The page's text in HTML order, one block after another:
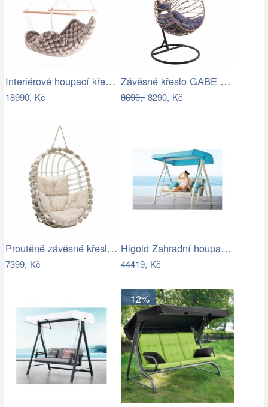
Interiérové houpací křeslo Swingy In…
18990,-Kč
Závěsné křeslo GABE Tempo Kondela
8690,-8290,-Kč
Proutěné závěsné křeslo Lena, bílý rám…
7399,-Kč
Higold Zahradní houpačka HIGOLD Nofi…
44419,-Kč
- 12%